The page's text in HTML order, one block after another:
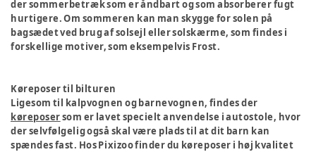
der sommerbetræk som er åndbart og som absorberer fugt
hurtigere. Om sommeren kan man skygge for solen på
bagsædet ved brug af solsejl eller solskærme, som findes i
forskellige motiver, som eksempelvis Frost.
Køreposer til bilturen
Ligesom til kalpvognen og barnevognen, findes der
køreposersom er lavet specielt anvendelse i autostole, hvor
der selvfølgelig også skal være plads til at dit barn kan
spændes fast. Hos Pixizoo finder du køreposer i høj kvalitet